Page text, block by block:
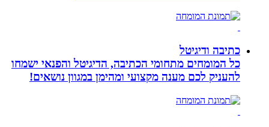
כתיבה ודיגיטל
כל המומחים מתחומי הכתיבה, הדיגיטל והפנאי ישמחו
להעניק לכם מענה מקצועי ומהימן במגוון נושאים!